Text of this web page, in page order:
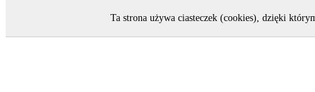
Ta strona używa ciasteczek (cookies), dzięki